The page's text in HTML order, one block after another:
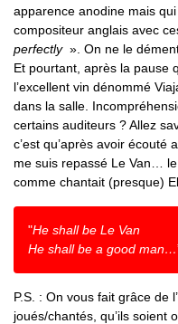
apparence anodine mais
compositeur anglais avec
perfectly ». On ne le
Et pourtant, après la pause
l’excellent vin dénommé
dans la salle.
certains auditeurs ? Allez
c’est qu’après avoir écouté
me suis repassé Le Van…
comme chantait (presque)
"He shall be Le Van
He shall be a good man…
P.S. : On vous fait grâce de
joués/chantés, qu’ils soient